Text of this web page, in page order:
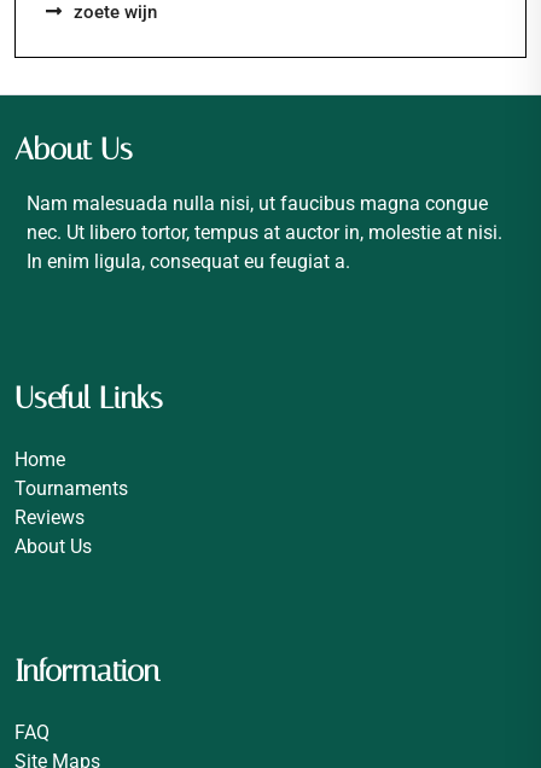
zoete wijn
About Us
Nam malesuada nulla nisi, ut faucibus magna congue
nec. Ut libero tortor, tempus at auctor in, molestie at nisi.
In enim ligula, consequat eu feugiat a.
Useful Links
Home
Tournaments
Reviews
About Us
Information
FAQ
Site Maps